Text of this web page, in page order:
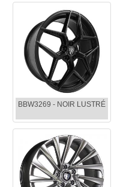
BBW3269 - NOIR LUSTRÉ